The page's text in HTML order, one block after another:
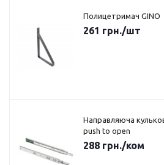
Полицетримач GINO
261 грн./шт
Направляюча
push to open
288 грн./ком